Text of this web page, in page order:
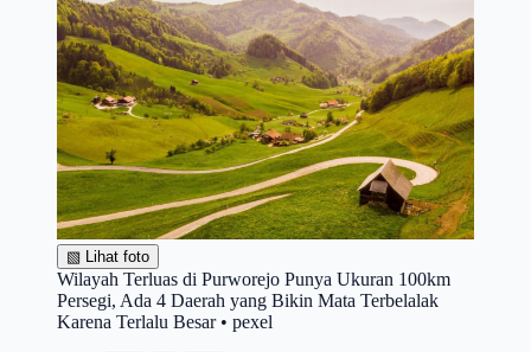
▧ Lihat foto
Wilayah Terluas di Purworejo Punya Ukuran 100km
Persegi, Ada 4 Daerah yang Bikin Mata Terbelalak
Karena Terlalu Besar • pexel